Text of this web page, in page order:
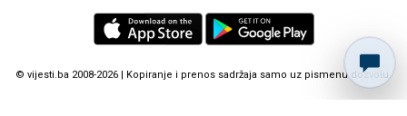
© vijesti.ba 2008-2026 | Kopiranje i prenos sadržaja samo uz pismenu dozvolu.